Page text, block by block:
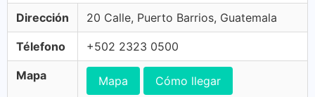
Dirección 20 Calle, Puerto Barrios, Guatemala
Télefono +502 2323 0500
Mapa Mapa Cómo llegar